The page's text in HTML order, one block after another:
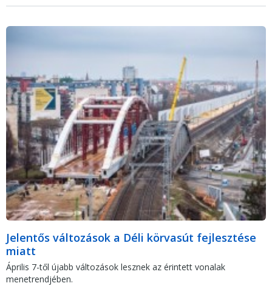
Jelentős változások a Déli körvasút fejlesztése
miatt
Április 7-től újabb változások lesznek az érintett vonalak
menetrendjében.